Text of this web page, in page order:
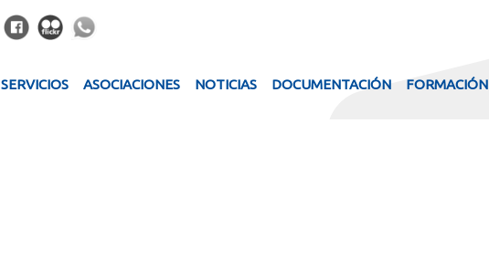
SERVICIOS ASOCIACIONES NOTICIAS DOCUMENTACIÓN FORMACIÓN